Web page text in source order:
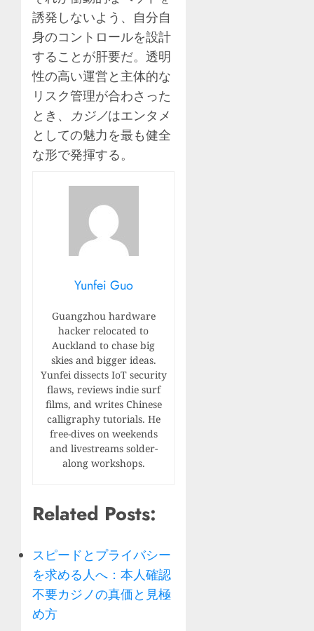
誘発しないよう、自分自
身のコントロールを設計
することが肝要だ。透明
性の高い運営と主体的な
リスク管理が合わさった
とき、
カジノはエンタメ
としての魅力を最も健全
な形で発揮する。
Yunfei Guo
Guangzhou hardware
hacker relocated to
Auckland to chase big
skies and bigger ideas.
Yunfei dissects IoT security
flaws, reviews indie surf
films, and writes Chinese
calligraphy tutorials. He
free-dives on weekends
and livestreams solder-
along workshops.
Related Posts:
スピードとプライバシー
を求める人へ：本人確認
不要カジノの真価と見極
め方